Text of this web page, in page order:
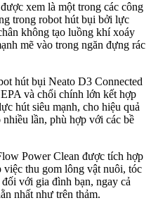
xem là một trong các công
trong robot hút bụi bởi lực
không tạo luồng khí xoáy
mẽ vào trong ngăn đựng rác
hút bụi Neato D3 Connected
và chổi chính lớn kết hợp
hút siêu mạnh, cho hiệu quả
lần, phù hợp với các bề
Power Clean được tích hợp
thu gom lông vật nuôi, tóc
với gia đình bạn, ngay cả
nhất như trên thảm.